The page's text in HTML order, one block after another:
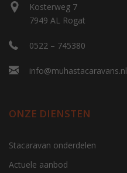
Kosterweg 7
7949 AL Rogat
0522 – 745380
info@muhastacaravans.nl
ONZE DIENSTEN
Stacaravan onderdelen
Actuele aanbod